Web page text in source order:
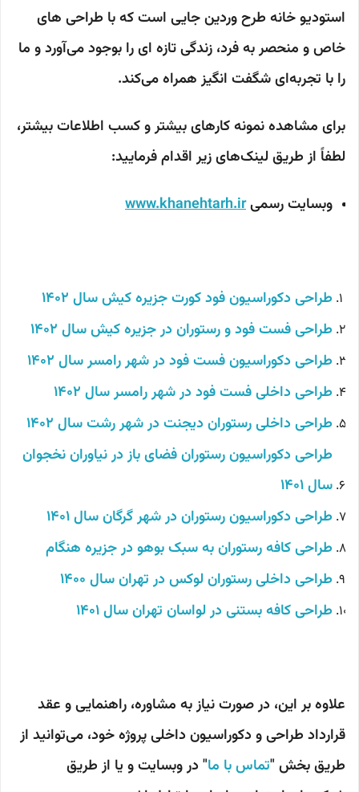
استودیو خانه طرح وردین جایی است که با طراحی های
خاص و منحصر به فرد، زندگی تازه ای را بوجود می‌آورد و ما
را با تجربه‌ای شگفت انگیز همراه می‌کند.
برای مشاهده نمونه کارهای بیشتر و کسب اطلاعات بیشتر،
لطفاً از طریق لینک‌های زیر اقدام فرمایید:
وبسایت رسمیwww.khanehtarh.ir
طراحی دکوراسیون فود کورت جزیره کیشسال 1402
طراحی فست فود و رستوران در جزیره کیش سال 1402
طراحی دکوراسیون فست فود در شهر رامسر سال 1402
طراحی داخلی فست فود در شهر رامسر سال 1402
طراحی داخلی رستوران دیجنت در شهر رشت سال 1402
طراحی دکوراسیون رستوران فضای باز در نیاوران نخجوان
سال 1401
طراحی دکوراسیون رستوران در شهر گرگان سال 1401
طراحی کافه رستوران به سبک بوهو در جزیره هنگام
طراحی داخلی رستوران لوکس در تهران سال 1400
طراحی کافه بستنی در لواسان تهران سال 1401
علاوه بر این، در صورت نیاز به مشاوره، راهنمایی و عقد
قرارداد طراحی و دکوراسیون داخلی پروژه خود، می‌توانید از
طریق بخش "تماس با ما" در وبسایت و یا از طریق